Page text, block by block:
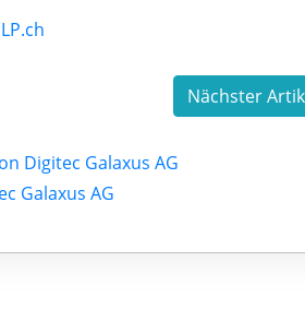
Nächster
Digitec Galaxus AG
Galaxus AG